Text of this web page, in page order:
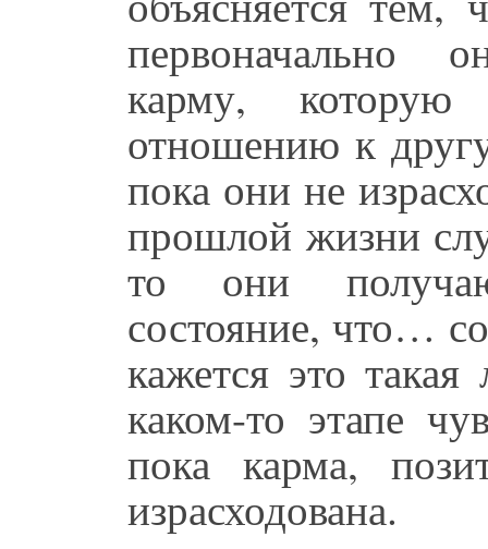
первоначально
карму,
отношению к
пока они не
прошлой жизни
то они
состояние, что…
кажется это
каком-то этапе
пока карма,
израсходована.